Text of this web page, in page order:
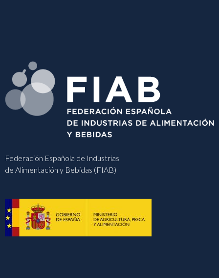
Federación Española de Industrias
de Alimentación y Bebidas (FIAB)